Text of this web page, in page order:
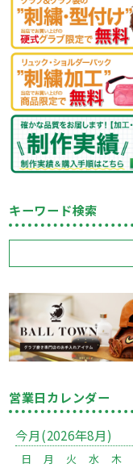
キーワード検索
営業日カレンダー
今月(2026年8月)
日 月 火 水 木